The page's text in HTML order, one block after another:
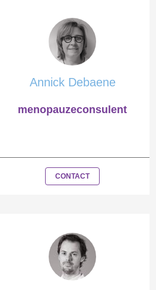
Annick Debaene
menopauzeconsulent
CONTACT